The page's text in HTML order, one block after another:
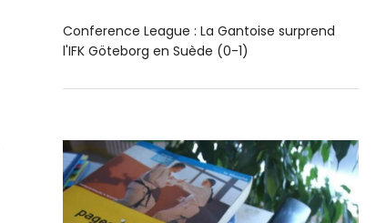
Conference League : La Gantoise surprend
l'IFK Göteborg en Suède (0-1)